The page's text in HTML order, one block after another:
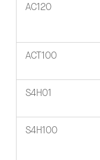
AC120
ACT100
S4H01
S4H100